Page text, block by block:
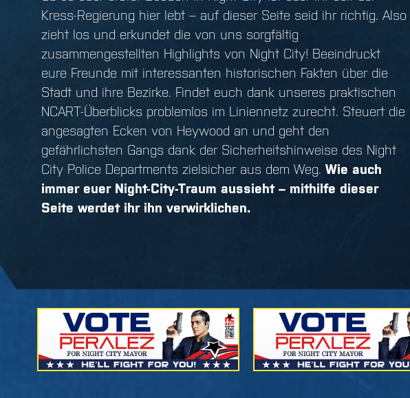
Kress-Regierung hier lebt – auf dieser Seite seid ihr richtig. Also
zieht los und erkundet die von uns sorgfältig
zusammengestellten Highlights von Night City! Beeindruckt
eure Freunde mit interessanten historischen Fakten über die
Stadt und ihre Bezirke. Findet euch dank unseres praktischen
NCART-Überblicks problemlos im Liniennetz zurecht. Steuert die
angesagten Ecken von Heywood an und geht den
gefährlichsten Gangs dank der Sicherheitshinweise des Night
City Police Departments zielsicher aus dem Weg. Wie auch
immer euer Night-City-Traum aussieht – mithilfe dieser
Seite werdet ihr ihn verwirklichen.